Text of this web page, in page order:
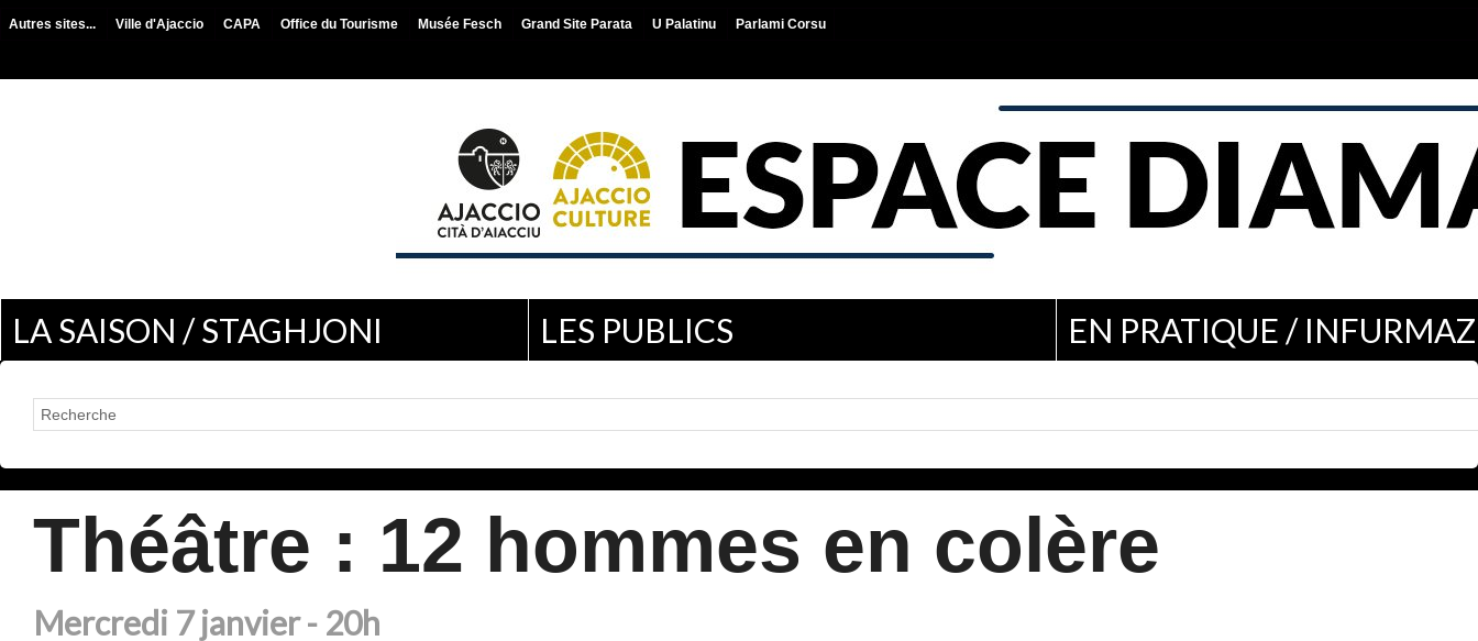
Autres sites... Ville d'Ajaccio CAPA Office du Tourisme Musée Fesch Grand Site Parata U Palatinu Parlami Corsu
LA SAISON / STAGHJONI LES PUBLICS EN PRATIQUE /
Théâtre : 12 hommes en colère
Mercredi 7 janvier - 20h